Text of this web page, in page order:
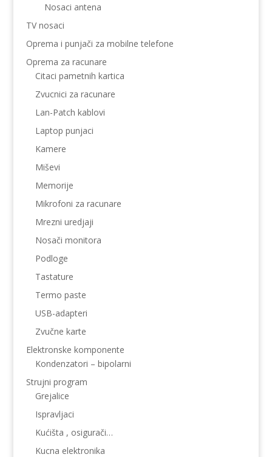
Nosaci antena
TV nosaci
Oprema i punjači za mobilne telefone
Oprema za racunare
Citaci pametnih kartica
Zvucnici za racunare
Lan-Patch kablovi
Laptop punjaci
Kamere
Miševi
Memorije
Mikrofoni za racunare
Mrezni uredjaji
Nosači monitora
Podloge
Tastature
Termo paste
USB-adapteri
Zvučne karte
Elektronske komponente
Kondenzatori – bipolarni
Strujni program
Grejalice
Ispravljaci
Kućišta , osigurači…
Kucna elektronika